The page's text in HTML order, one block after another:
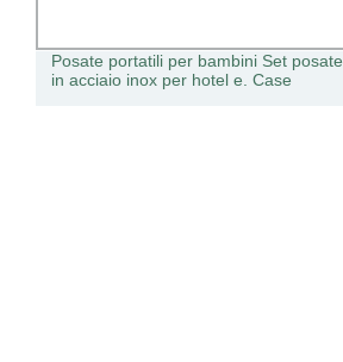
Posate portatili per bambini Set posate
in acciaio inox per hotel e. Case